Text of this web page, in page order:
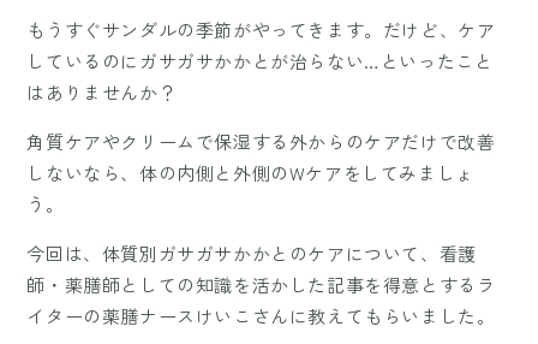
もうすぐサンダルの季節がやってきます。だけど、ケア
しているのにガサガサかかとが治らない…といったこと
はありませんか？
角質ケアやクリームで保湿する外からのケアだけで改善
しないなら、体の内側と外側のWケアをしてみましょ
う。
今回は、体質別ガサガサかかとのケアについて、看護
師・薬膳師としての知識を活かした記事を得意とするラ
イターの薬膳ナースけいこさんに教えてもらいました。